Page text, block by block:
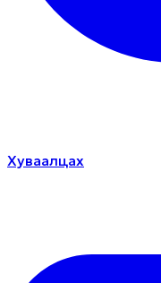
Хуваалцах